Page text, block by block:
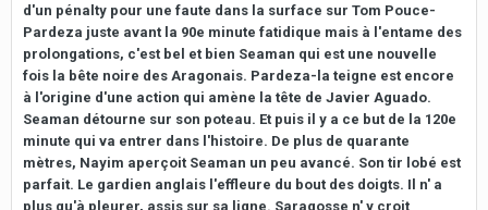
d'un pénalty pour une faute dans la surface sur Tom Pouce-
Pardeza juste avant la 90e minute fatidique mais à l'entame des
prolongations, c'est bel et bien Seaman qui est une nouvelle
fois la bête noire des Aragonais. Pardeza-la teigne est encore
à l'origine d'une action qui amène la tête de Javier Aguado.
Seaman détourne sur son poteau. Et puis il y a ce but de la 120e
minute qui va entrer dans l'histoire. De plus de quarante
mètres, Nayim aperçoit Seaman un peu avancé. Son tir lobé est
parfait. Le gardien anglais l'effleure du bout des doigts. Il n' a
plus qu'à pleurer, assis sur sa ligne. Saragosse n' y croit